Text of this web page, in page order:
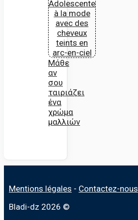
Μάθε
αν
σου
ταιριάζει
ένα
χρώμα
μαλλιών
Mentions légales - Contactez-nous
Bladi-dz 2026 ©